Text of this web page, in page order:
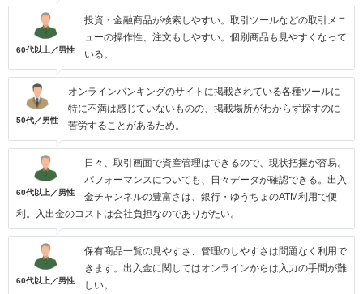
60代以上／男性
投資・金融商品が検索しやすい。取引ツールなどの取引メニ
ューの操作性、注文もしやすい。個別商品も見やすくなって
いる。
50代／男性
オンラインバンキングのサイトに掲載されている各種ツールに
特に不満は感じていないものの、掲載場所がわからず探すのに
苦労することがあるため。
60代以上／男性
日々、取引画面で資産管理はできるので、現状把握が容易。
パフォーマンスについても、日々データが確認できる。出入
金チャンネルの豊富さは、銀行・ゆうちょのATM利用で便
利。入出金のコストは会社負担なのでありがたい。
60代以上／男性
保有商品一覧の見やすさ、管理のしやすさは問題なく利用で
きます。出入金に関してはオンラインからは入力の手間が難
しい。